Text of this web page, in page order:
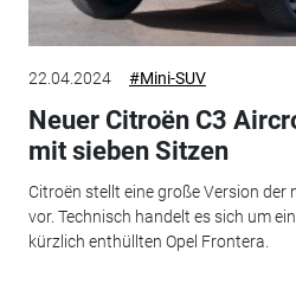
22.04.2024 #Mini-SUV
Neuer Citroën C3
mit sieben Sitzen
Citroën stellt eine große Version der
vor. Technisch handelt es sich um
kürzlich enthüllten Opel Frontera.